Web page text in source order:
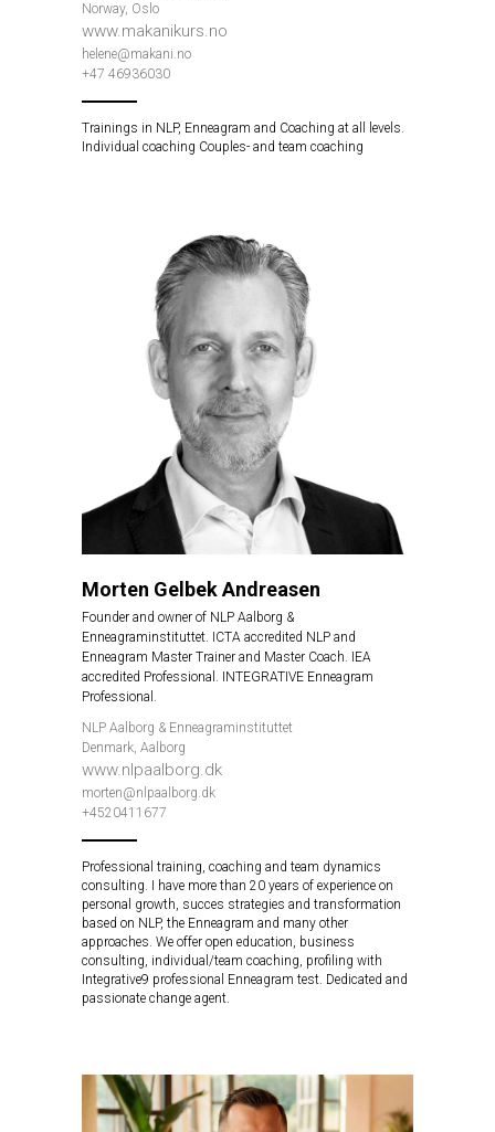
Norway, Oslo
www.makanikurs.no
helene@makani.no
+47 46936030
Trainings in NLP, Enneagram and Coaching at all levels.
Individual coaching Couples- and team coaching
Morten Gelbek Andreasen
Founder and owner of NLP Aalborg &
Enneagraminstituttet. ICTA accredited NLP and
Enneagram Master Trainer and Master Coach. IEA
accredited Professional. INTEGRATIVE Enneagram
Professional.
NLP Aalborg & Enneagraminstituttet
Denmark, Aalborg
www.nlpaalborg.dk
morten@nlpaalborg.dk
+4520411677
Professional training, coaching and team dynamics
consulting. I have more than 20 years of experience on
personal growth, succes strategies and transformation
based on NLP, the Enneagram and many other
approaches. We offer open education, business
consulting, individual/team coaching, profiling with
Integrative9 professional Enneagram test. Dedicated and
passionate change agent.